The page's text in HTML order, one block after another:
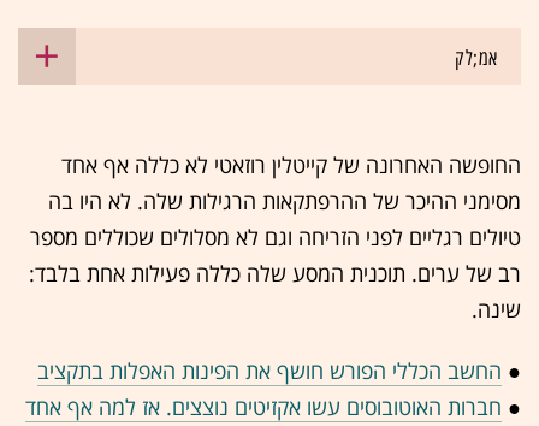
אמ;לק
החופשה האחרונה של קייטלין רוזאטי לא כללה אף אחד
מסימני ההיכר של ההרפתקאות הרגילות שלה. לא היו בה
טיולים רגליים לפני הזריחה וגם לא מסלולים שכוללים מספר
רב של ערים. תוכנית המסע שלה כללה פעילות אחת בלבד:
שינה.
● החשב הכללי הפורש חושף את הפינות האפלות בתקציב
● חברות האוטובוסים עשו אקזיטים נוצצים. אז למה אף אחד